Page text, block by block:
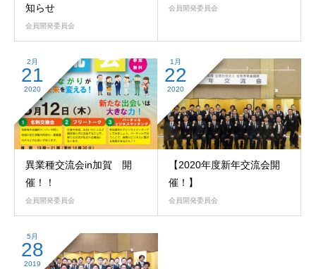
知らせ
会員開発委員会
会員開発委員会
2月
21
2020
異業種交流会in加賀 開
催！！
会員開発委員会
1月
22
2020
【2020年度新年交流会開
催！】
会員開発委員会
5月
28
2019